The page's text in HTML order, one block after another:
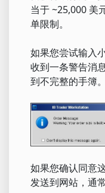
当于 ~25,000 美
单限制。
如果您尝试输入
收到一条警告消
到不完整的手簿。
如果您确认同意
发送到网站，通